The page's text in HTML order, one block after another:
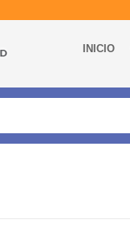
INICIO